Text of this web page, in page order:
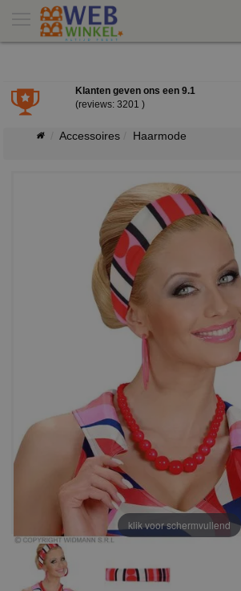
Klanten geven ons een 9.1
(reviews: 3201 )
Accessoires Haarmode
klik voor schermvullend